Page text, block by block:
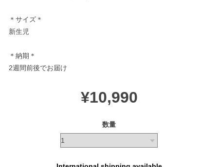
＊サイズ＊
新生児
＊納期＊
2週間前後でお届け
¥10,990
数量